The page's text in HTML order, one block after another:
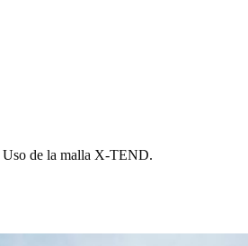
Uso de la malla X-TEND.